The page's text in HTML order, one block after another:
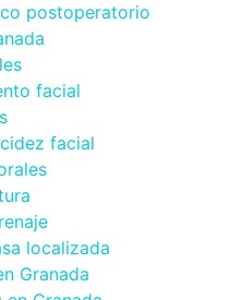
postoperatorio
facial
facial
localizada
Granada